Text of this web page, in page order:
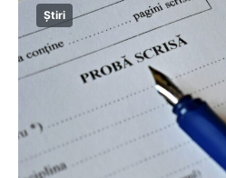
Știri